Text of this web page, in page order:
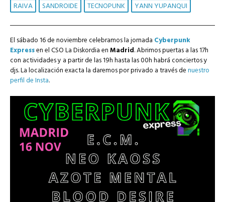
RAIVA
SANDROIDE TECNOPUNK YANN YUPANQUI
El sábado 16 de noviembre celebramos la jornada Cyberpunk
Expressen el CSO La Diskordia enMadrid. Abrimos puertas a las 17h
con actividades y a partir de las 19h hasta las 00h habrá conciertos y
djs. La localización exacta la daremos por privado a través denuestro
perfil de Insta.